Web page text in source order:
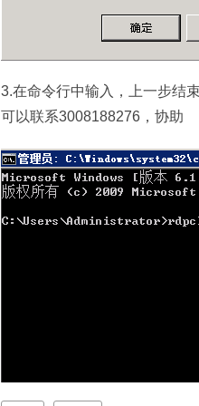
3.在命令行中输入，上一步结
可以联系3008188276，协助